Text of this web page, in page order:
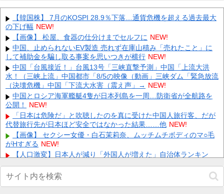
【朗報】 海邉朱莉、「ビキニデカい動画」が出回る→ミーグリが
売れるｗｗｗｗｗｗ NEW!
FC東京、ポルトガル2部ペナフィエルに期限付き移籍していたMF
安斎颯馬の復帰を発表 「自分にできることを精一杯頑張りま
す... NEW!
英BBC：アストンマーチン内部の分析ではホンダPUはメルセデス
からラップ1.5秒遅れらしい NEW!
【衝撃】 大阪府警、ミナミの“ベトナムビル”を家宅捜索した結
果・・・・・・ NEW!
【悲報】 ワイ「ラーメン一袋だけじゃ足らんわ！二袋作った
ろ！」→結果ｗｗｗ NEW!
【最新画像】 GLAY・TERU＆パフィー亜美、レアな夫婦ショッ
トを公開してしまう！ NEW!
【極旨牛鉄板】 吉野家のステーキ定食1500円、ガチで美味そう
ｗｗｗ NEW!
【復讐】 絶対に「植えてはいけない植物」を小学校に植えた→20
年経って見に行くと…「！？」衝撃の光景が・・・ NEW!
Powered by livedoor 相互RSS
【韓国株】 7月のKOSPI 28.9％下落…通貨危機を超える過去最大
の下げ幅 NEW!
【画像】 松屋、食器の仕分けまでセルフに NEW!
中国、止められないEV製造 売れず在庫山積み「売れたこと」に
して補助金を騙し取る事案を思いつきが横行 NEW!
中国「台風接近！」台風13号「三峡直撃予測」中国「上流大洪
水！（三峡上流」中国都市「8/5の映像（動画」三峡ダム「緊急放流
（決壊危機」中国「下流大水害（震え声」→ NEW!
中国とロシア海軍艦艇4隻が日本列島を一周…防衛省が全航路を
公開！
NEW!
「日本は危険だ」と吹聴したのを真に受けた中国人旅行客、だが
代替旅行先が日本ほど安全ではなかった結果……他 NEW!
【画像】 セクシー女優・白石茉莉奈、ムッチムチボディのマ○毛
がHすぎる NEW!
【人口激変】日本人が減り「外国人が増えた」自治体ランキン
人の不安高まる他
【巨乳画像】 大躍進中の桃月なしこ、水着グラビアがパーフェク